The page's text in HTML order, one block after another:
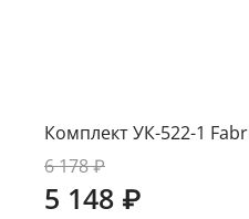
Комплект УК-522-1
6 178 ₽
5 148 ₽